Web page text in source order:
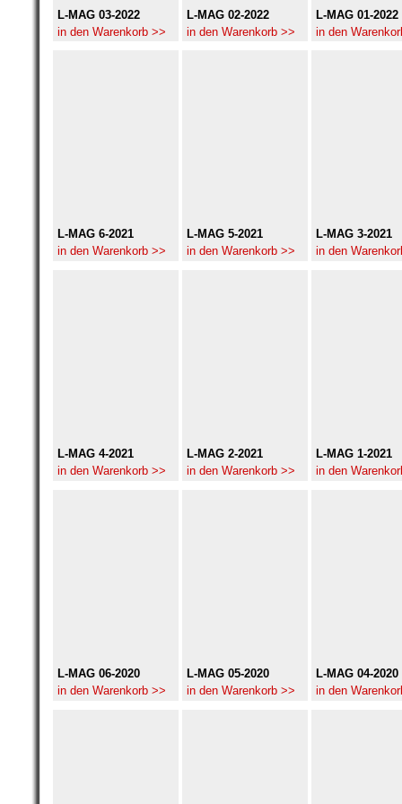
L-MAG 03-2022
in den Warenkorb >>
L-MAG 02-2022
in den Warenkorb >>
L-MAG 01-2022
in den
L-MAG 6-2021
in den Warenkorb >>
L-MAG 5-2021
in den Warenkorb >>
L-MAG 3-2021
in den
L-MAG 4-2021
in den Warenkorb >>
L-MAG 2-2021
in den Warenkorb >>
L-MAG 1-2021
in den
L-MAG 06-2020
in den Warenkorb >>
L-MAG 05-2020
in den Warenkorb >>
L-MAG 04-2020
in den